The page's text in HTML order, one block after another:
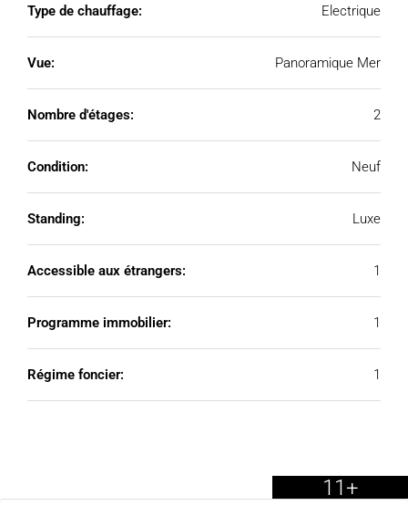
Type de chauffage: Electrique
Vue: Panoramique Mer
Nombre d'étages: 2
Condition: Neuf
Standing: Luxe
Accessible aux étrangers: 1
Programme immobilier: 1
Régime foncier: 1
11+